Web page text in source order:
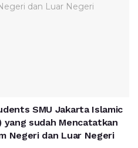
SMU Jakarta Islamic
yang sudah Mencatatkan
Negeri dan Luar Negeri